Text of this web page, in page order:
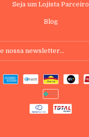
Seja um Lojista Parceiro
Blog